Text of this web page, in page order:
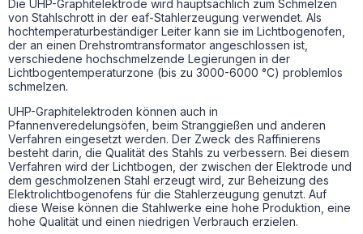
Die UHP-Graphitelektrode wird hauptsächlich zum Schmelzen
von Stahlschrott in der eaf-Stahlerzeugung verwendet. Als
hochtemperaturbeständiger Leiter kann sie im Lichtbogenofen,
der an einen Drehstromtransformator angeschlossen ist,
verschiedene hochschmelzende Legierungen in der
Lichtbogentemperaturzone (bis zu 3000-6000 °C) problemlos
schmelzen.
UHP-Graphitelektroden können auch in
Pfannenveredelungsöfen, beim Stranggießen und anderen
Verfahren eingesetzt werden. Der Zweck des Raffinierens
besteht darin, die Qualität des Stahls zu verbessern. Bei diesem
Verfahren wird der Lichtbogen, der zwischen der Elektrode und
dem geschmolzenen Stahl erzeugt wird, zur Beheizung des
Elektrolichtbogenofens für die Stahlerzeugung genutzt. Auf
diese Weise können die Stahlwerke eine hohe Produktion, eine
hohe Qualität und einen niedrigen Verbrauch erzielen.